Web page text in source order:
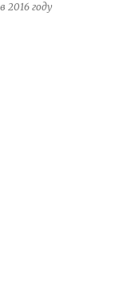
в 2016 году